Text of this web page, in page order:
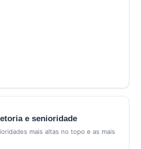
e senioridade
mais altas no topo e as mais